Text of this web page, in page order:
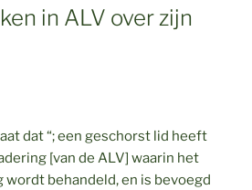
in ALV over zijn
dat “; een geschorst lid heeft
[van de ALV] waarin het
behandeld, en is bevoegd